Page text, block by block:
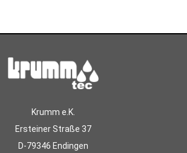
Krumm e.K.
Ersteiner Straße 37
D-79346 Endingen